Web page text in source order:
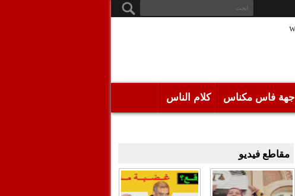
جهة فاس مكناس كلام الناس
مقاطع فيديو